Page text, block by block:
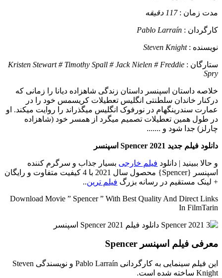
مدت زمان :117 دقیقه
کارگردان : Pablo Larraín
نويسنده :Steven Knight
ستارگان : Kristen Stewart # Timothy Spall # Jack Nielen # Freddie
Spry
خلاصه داستان اسپنسر داستان زندگی شاهزاده دیانا را زمانی که
درکنار خاندان سلطنتی انگلیس تعطیلات کریسمس خود را در
عمارت سندرینگهام در نورفوک انگلیس میگذراند را روایت میکند. او
در طول همین تعطیلات تصمیم میگرد از همسر خود (شاهزاده
چارلز) جدا شود و .......
دانلود فیلم جدید Spencer 2021 اسپنسر
و حالا ببینید | دانلود فیلم خارجی بسیار جذاب و سرگرم کننده
اسپنسر {Spencer} محصول سال 2021 با 4 کیفیت متفاوت و رایگان
+ لینک مستقیم در رسانه بزرگ فیلم ترین..
Download Movie ” Spencer ” With Best Quality And Direct Links
In FilmTarin
معرفی فیلم اسپنسر Spencer
این فیلم سینمایی به کارگردانی Pablo Larraín و نویسندگی Steven
Knight ساخته شده است.